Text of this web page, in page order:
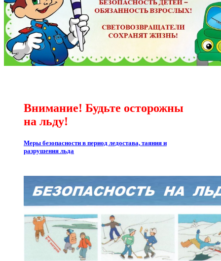
Внимание! Будьте осторожны
на льду!
Меры безопасности в период ледостава, таяния и
разрушения льда